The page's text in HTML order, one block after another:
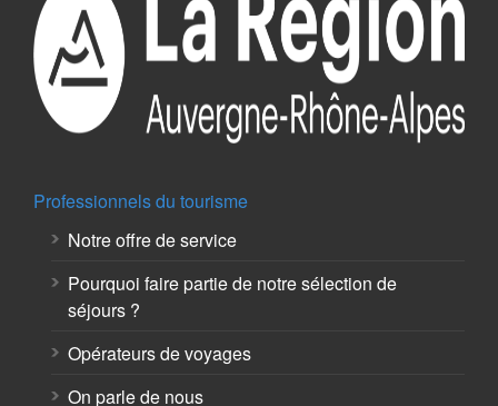
Professionnels du tourisme
Notre offre de service
Pourquoi faire partie de notre sélection de
séjours ?
Opérateurs de voyages
On parle de nous